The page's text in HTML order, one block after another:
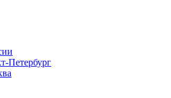
Петербург